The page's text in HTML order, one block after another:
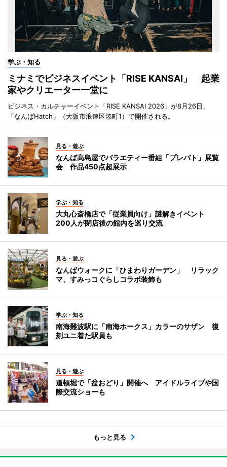
学ぶ・知る
ミナミでビジネスイベント「RISE KANSAI」 起業
家やクリエーター一堂に
ビジネス・カルチャーイベント「RISE KANSAI 2026」が8月26日、
「なんばHatch」（大阪市浪速区湊町1）で開催される。
見る・遊ぶ
なんば高島屋でバラエティー番組「プレバト」展覧
会 作品450点超展示
学ぶ・知る
大丸心斎橋店で「従業員向け」謎解きイベント
200人が閉店後の館内を巡り交流
見る・遊ぶ
なんばウォークに「ひまわりガーデン」 リラック
マ、すみっコぐらしコラボ装飾も
学ぶ・知る
南海難波駅に「南海ホークス」カラーのサザン 復
刻ユニ着た駅員も
見る・遊ぶ
道頓堀で「盆おどり」開催へ アイドルライブや国
際交流ショーも
もっと見る